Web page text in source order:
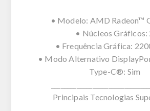
• Modelo: AMD Radeon™
• Núcleos Gráficos:
• Frequência Gráfica:
• Modo Alternativo
Type-C®: Sim
Principais Tecnologias